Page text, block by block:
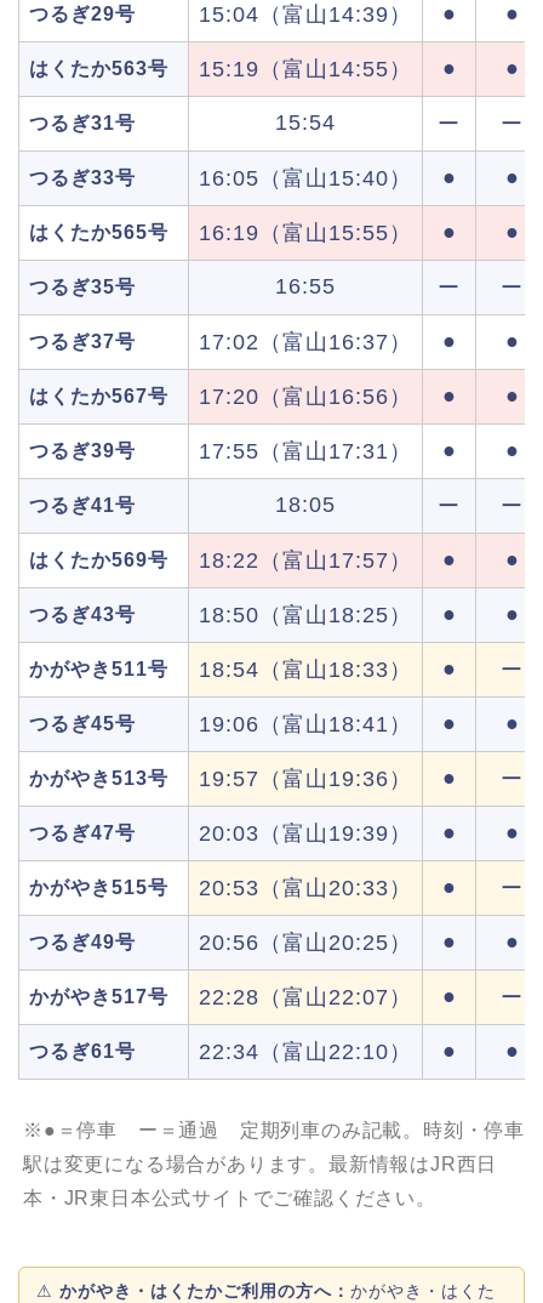
つるぎ29号 15:04（富山14:39） ● ●
はくたか563号 15:19（富山14:55） ● ●
つるぎ31号 15:54 ー ー
つるぎ33号 16:05（富山15:40） ● ●
はくたか565号 16:19（富山15:55） ● ●
つるぎ35号 16:55 ー ー
つるぎ37号 17:02（富山16:37） ● ●
はくたか567号 17:20（富山16:56） ● ●
つるぎ39号 17:55（富山17:31） ● ●
つるぎ41号 18:05 ー ー
はくたか569号 18:22（富山17:57） ● ●
つるぎ43号 18:50（富山18:25） ● ●
かがやき511号 18:54（富山18:33） ● ー
つるぎ45号 19:06（富山18:41） ● ●
かがやき513号 19:57（富山19:36） ● ー
つるぎ47号 20:03（富山19:39） ● ●
かがやき515号 20:53（富山20:33） ● ー
つるぎ49号 20:56（富山20:25） ● ●
かがやき517号 22:28（富山22:07） ● ー
つるぎ61号 22:34（富山22:10） ● ●
※●＝停車 ー＝通過 定期列車のみ記載。時刻・停車
駅は変更になる場合があります。最新情報はJR西日
本・JR東日本公式サイトでご確認ください。
⚠ かがやき・はくたかご利用の方へ： かがやき・はくた